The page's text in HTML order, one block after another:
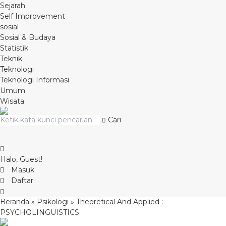
Sejarah
Self Improvement
sosial
Sosial & Budaya
Statistik
Teknik
Teknologi
Teknologi Informasi
Umum
Wisata
Cari
Halo, Guest!
Masuk
Daftar
Beranda » Psikologi » Theoretical And Applied :
PSYCHOLINGUISTICS